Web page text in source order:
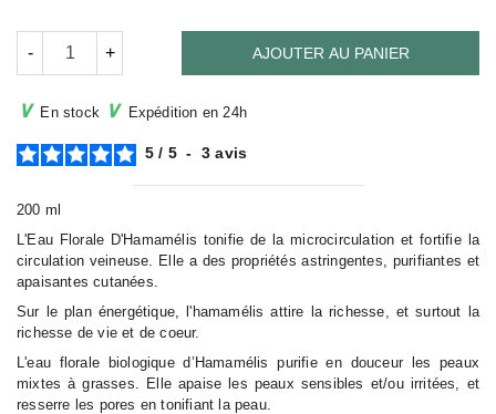
- + AJOUTER AU PANIER
∨ En stock ∨ Expédition en 24h
5 / 5 - 3avis
200 ml
L'Eau Florale D'Hamamélis tonifie de la microcirculation et fortifie la
circulation veineuse. Elle a des propriétés astringentes, purifiantes et
apaisantes cutanées.
Sur le plan énergétique, l'hamamélis attire la richesse, et surtout la
richesse de vie et de coeur.
L'eau florale biologique d’Hamamélis purifie en douceur les peaux
mixtes à grasses. Elle apaise les peaux sensibles et/ou irritées, et
resserre les pores en tonifiant la peau.